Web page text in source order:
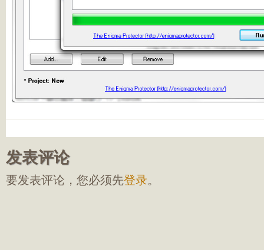
发表评论
要发表评论，您必须先登录。